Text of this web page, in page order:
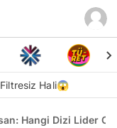
Filtresiz Hali😱
Hangi Dizi Lider